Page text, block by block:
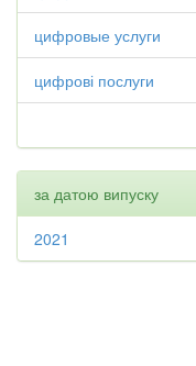
цифровые услуги
цифрові послуги
за датою випуску
2021